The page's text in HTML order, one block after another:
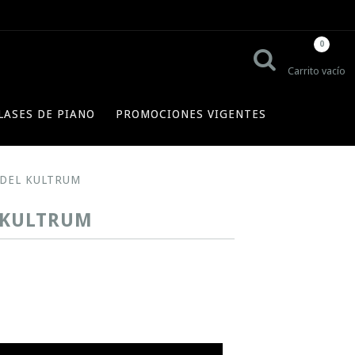
Carrito vacío
0
DE PIANO PROMOCIONES VIGENTES
KULTRUM